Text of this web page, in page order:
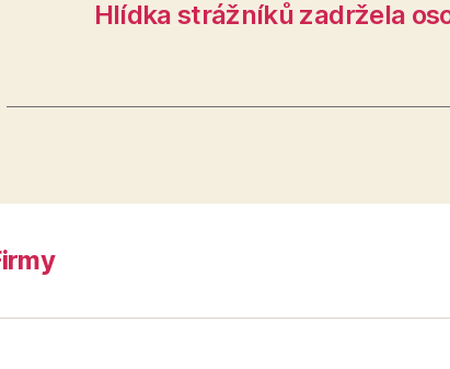
Hlídka strážníků zadržela